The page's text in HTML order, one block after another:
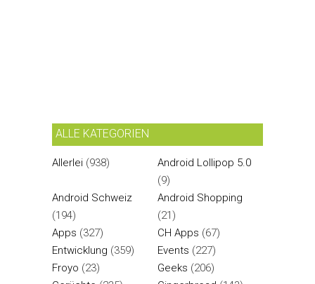
ALLE KATEGORIEN
Allerlei (938)
Android Lollipop 5.0
(9)
Android Schweiz
(194)
Android Shopping
(21)
Apps (327) CH Apps (67)
Entwicklung (359) Events (227)
Froyo (23) Geeks (206)